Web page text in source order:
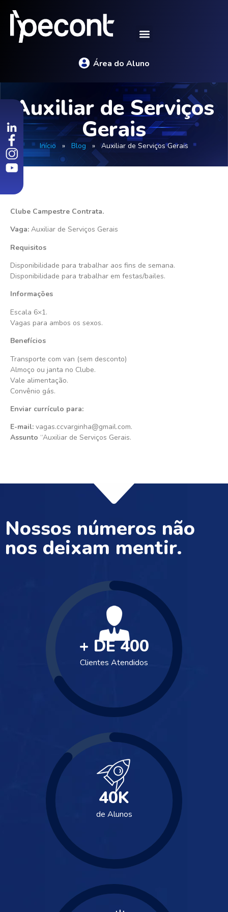
Área do Aluno
Auxiliar de Serviços
Gerais
Início » Blog »Auxiliar de Serviços Gerais
Clube Campestre Contrata.
Vaga: Auxiliar de Serviços Gerais
Requisitos
Disponibilidade para trabalhar aos fins de semana.
Disponibilidade para trabalhar em festas/bailes.
Informações
Escala 6×1.
Vagas para ambos os sexos.
Benefícios
Transporte com van (sem desconto)
Almoço ou janta no Clube.
Vale alimentação.
Convênio gás.
Enviar currículo para:
E-mail: vagas.ccvarginha@gmail.com.
Assunto “Auxiliar de Serviços Gerais.
Nossos números não
nos deixam mentir.
Clientes Atendidos
400
+ DE
de Alunos
40K